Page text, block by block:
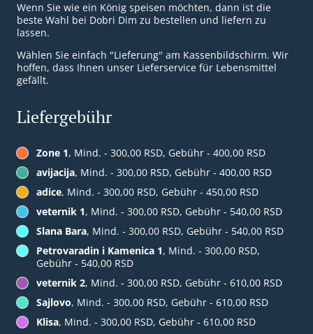
Wenn Sie wie ein König speisen möchten, dann ist die
beste Wahl bei Dobri Dim zu bestellen und liefern zu
lassen.
Wählen Sie einfach "Lieferung" am Kassenbildschirm. Wir
hoffen, dass Ihnen unser Lieferservice für Lebensmittel
gefällt.
Liefergebühr
Zone 1, Mind. - 300,00 RSD, Gebühr - 400,00 RSD
avijacija, Mind. - 300,00 RSD, Gebühr - 400,00 RSD
adice, Mind. - 300,00 RSD, Gebühr - 450,00 RSD
veternik 1, Mind. - 300,00 RSD, Gebühr - 540,00 RSD
Slana Bara, Mind. - 300,00 RSD, Gebühr - 540,00 RSD
Petrovaradin i Kamenica 1, Mind. - 300,00 RSD,
Gebühr - 540,00 RSD
veternik 2, Mind. - 300,00 RSD, Gebühr - 610,00 RSD
Sajlovo, Mind. - 300,00 RSD, Gebühr - 610,00 RSD
Klisa, Mind. - 300,00 RSD, Gebühr - 610,00 RSD